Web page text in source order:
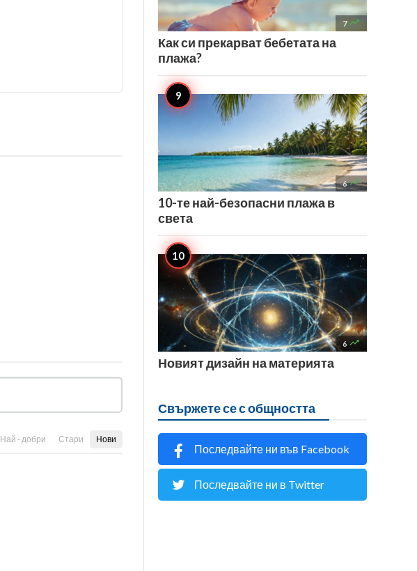
Най - добри Стари Нови
7 
Как си прекарват бебетата на
плажа?
6 
10-те най-безопасни плажа в
света
6 
Новият дизайн на материята
Свържете се с общността
Последвайте ни във Facebook
Последвайте ни в Twitter